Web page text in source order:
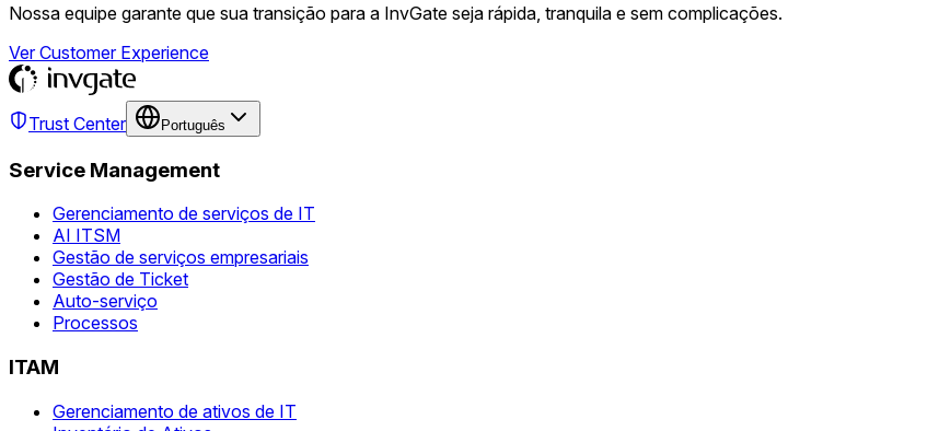
Nossa equipe garante que sua transição para a InvGate seja rápida, tranquila e sem complicações.
Ver Customer Experience
Trust Center Português
Service Management
Gerenciamento de serviços de IT
AI ITSM
Gestão de serviços empresariais
Gestão de Ticket
Auto-serviço
Processos
ITAM
Gerenciamento de ativos de IT